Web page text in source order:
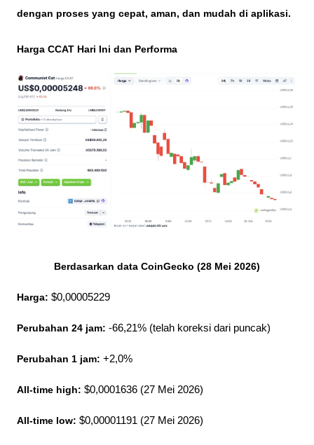
dengan proses yang cepat, aman, dan mudah di aplikasi.
Harga CCAT Hari Ini dan Performa
Berdasarkan data CoinGecko (28 Mei 2026)
Harga: $0,00005229
Perubahan 24 jam: -66,21% (telah koreksi dari puncak)
Perubahan 1 jam: +2,0%
All-time high: $0,0001636 (27 Mei 2026)
All-time low: $0,00001191 (27 Mei 2026)